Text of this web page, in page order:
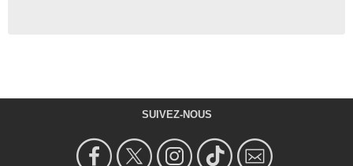
SUIVEZ-NOUS